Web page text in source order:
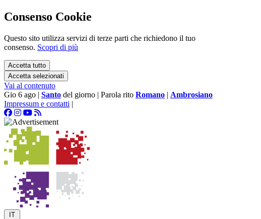
Consenso Cookie
Questo sito utilizza servizi di terze parti che richiedono il tuo
consenso. Scopri di più
Accetta tutto
Accetta selezionati
Vai al contenuto
Gio 6 ago | Santo del giorno | Parola rito Romano | Ambrosiano
Impressum e contatti |
IT